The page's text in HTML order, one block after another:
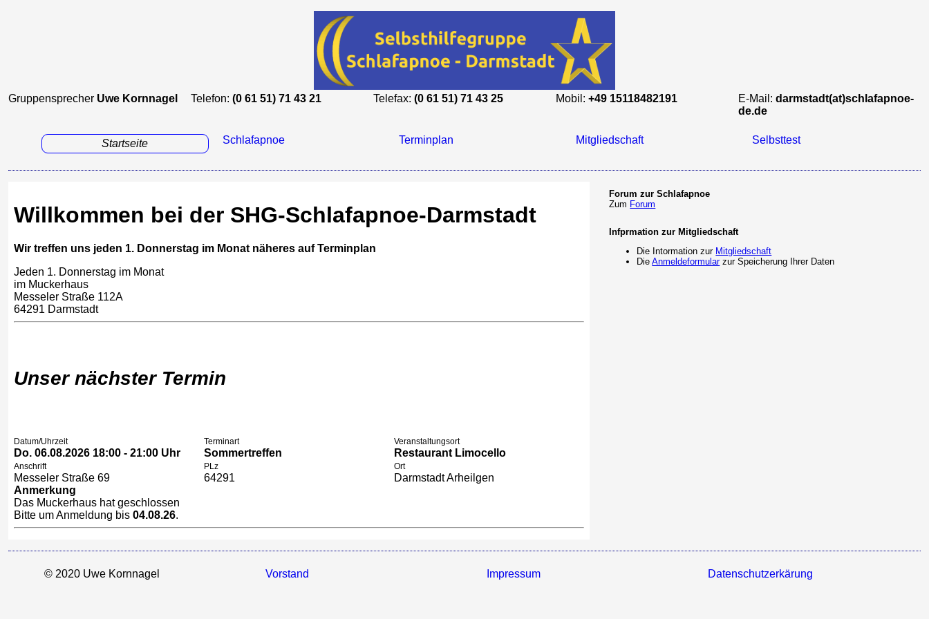
Gruppensprecher Uwe Kornnagel Telefon: (0 61 51) 71 43 21 Telefax: (0 61 51) 71 43 25 Mobil: +49 15118482191 E-Mail: darmstadt(at)schlafapnoe-
de.de
Startseite Schlafapnoe Terminplan Mitgliedschaft Selbsttest
Willkommen bei der SHG-Schlafapnoe-Darmstadt
Wir treffen uns jeden 1. Donnerstag im Monat näheres auf Terminplan
Jeden 1. Donnerstag im Monat
im Muckerhaus
Messeler Straße 112A
64291 Darmstadt
Unser nächster Termin
Datum/Uhrzeit
Do. 06.08.2026 18:00 - 21:00 Uhr
Terminart
Sommertreffen
Veranstaltungsort
Restaurant Limocello
Anschrift
Messeler Straße 69
PLz
64291
Ort
Darmstadt Arheilgen
Anmerkung
Das Muckerhaus hat geschlossen
Bitte um Anmeldung bis 04.08.26.
Forum zur Schlafapnoe
Zum Forum
Infprmation zur Mitgliedschaft
Die Intormation zur Mitgliedschaft
DieAnmeldeformularzur Speicherung Ihrer Daten
© 2020 Uwe Kornnagel Vorstand Impressum Datenschutzerkärung